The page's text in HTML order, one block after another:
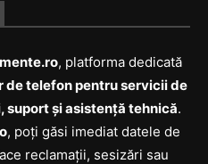
, platforma dedicată
de telefon pentru servicii de
și asistență tehnică.
, poți găsi imediat datele de
reclamații, sesizări sau